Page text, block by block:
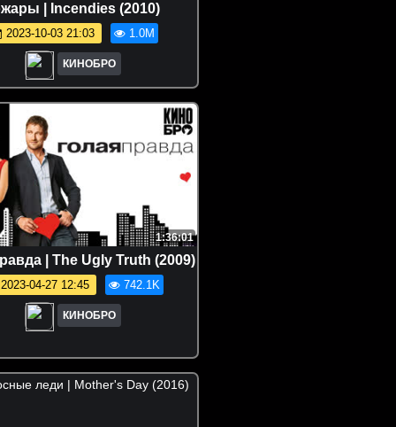
| Incendies (2010)
2023-10-03 21:03 1.0M
КИНОБРО
1:36:01
| The Ugly Truth (2009)
2023-04-27 12:45 742.1K
КИНОБРО